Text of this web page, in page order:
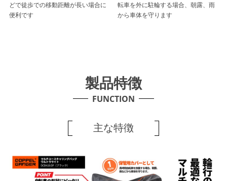
どで徒歩での移動距離が長い場合に
便利です
転車を外に駐輪する場合、朝露、雨
から車体を守ります
製品特徴
FUNCTION
主な特徴